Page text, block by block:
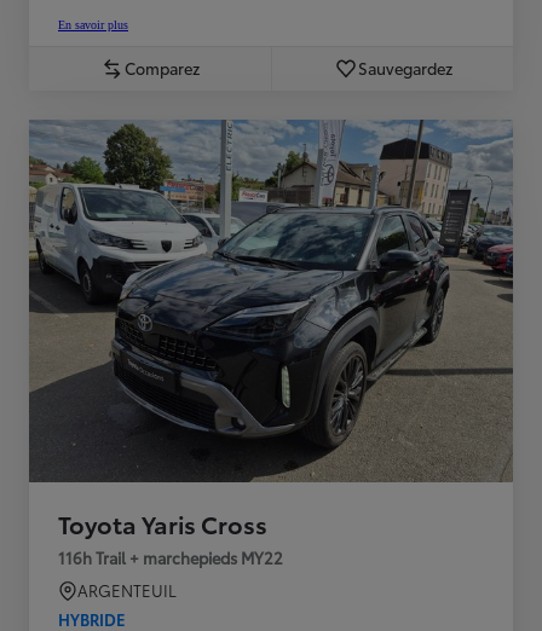
En savoir plus
Comparez Sauvegardez
Toyota Yaris Cross
116h Trail + marchepieds MY22
ARGENTEUIL
HYBRIDE